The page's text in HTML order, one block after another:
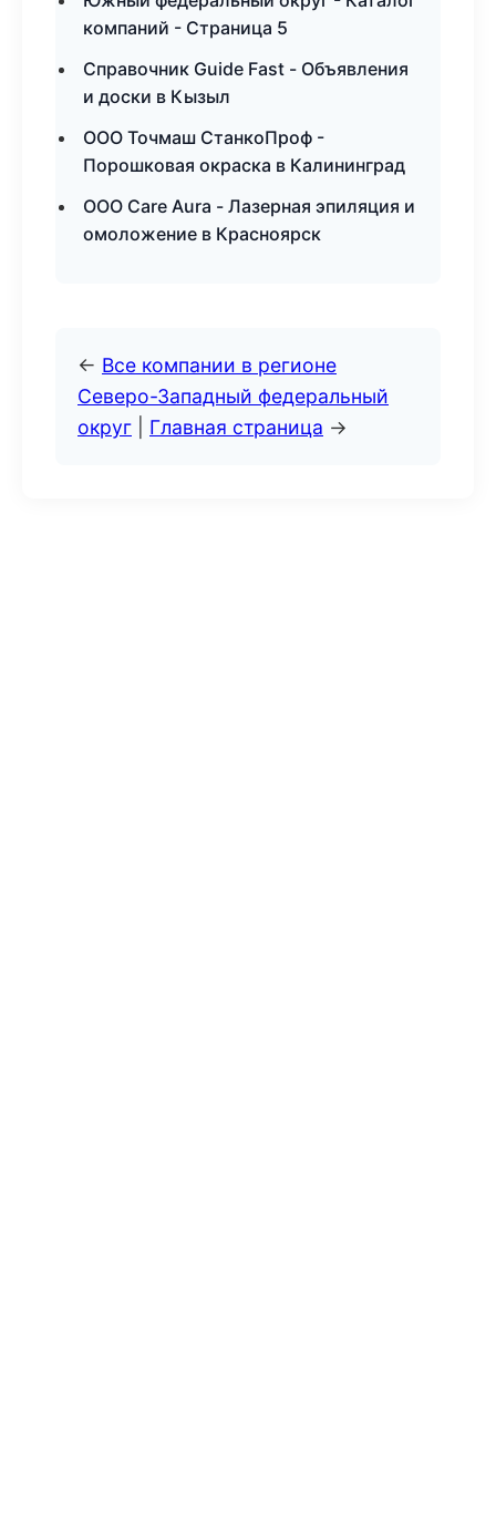
компаний - Страница 5
Справочник Guide Fast - Объявления
и доски в Кызыл
ООО Точмаш СтанкоПроф -
Порошковая окраска в Калининград
ООО Care Aura - Лазерная эпиляция и
омоложение в Красноярск
← Все компании в регионе
Северо-Западный федеральный
округ
Главная страница →